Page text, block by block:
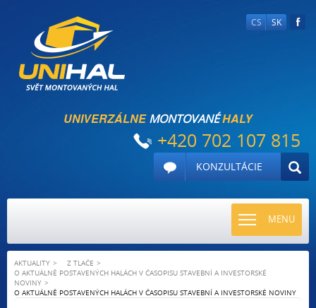
CS SK
UNIVERZÁLNEMONTOVANÉHALY
+420 702 107 815
KONZULTÁCIE
MENU
TOGGLE
AKTUALITY
Z TLAČE
O AKTUÁLNĚ POSTAVENÝCH HALÁCH V ČASOPISU STAVEBNÍ A INVESTORSKÉ
NOVINY
O AKTUÁLNĚ POSTAVENÝCH HALÁCH V ČASOPISU STAVEBNÍ A INVESTORSKÉ NOVINY